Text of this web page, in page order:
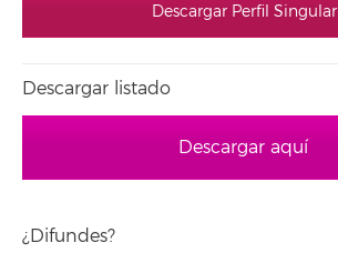
Descargar Perfil Singular
Descargar listado
Descargar aquí
¿Difundes?